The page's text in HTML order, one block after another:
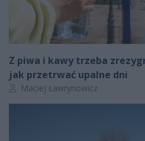
Z piwa i kawy trzeba
jak przetrwać upalne dni
Autor artykułu:
Maciej Ławrynowicz